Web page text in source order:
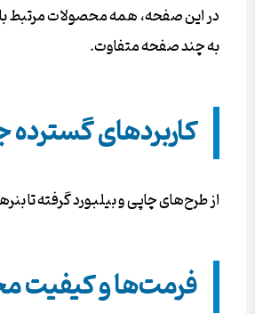
در این صفحه، همه محصولات مرتبط
به چند صفحه متفاوت.
کاربردهای
از طرح‌های چاپی و بیلبورد گرفته تا
فرمت‌ها و